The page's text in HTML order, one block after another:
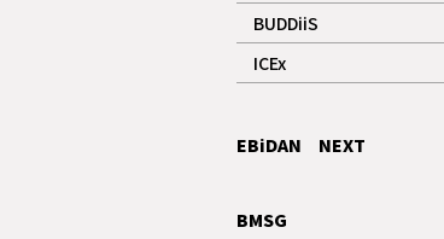
記事
BUDDiiS
記事
ICEx
記事
EBiDAN NEXT
BMSG